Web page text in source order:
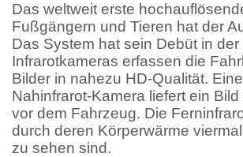
Das weltweit erste
Fußgängern und Tieren hat der
Das System hat sein Debüt in
Infrarotkameras erfassen die
Bilder in nahezu HD-Qualität.
Nahinfrarot-Kamera liefert ein
vor dem Fahrzeug. Die
durch deren Körperwärme
zu sehen sind.